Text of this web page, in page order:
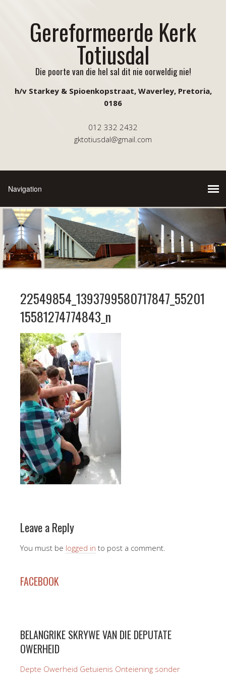
Gereformeerde Kerk
Totiusdal
Die poorte van die hel sal dit nie oorweldig nie!
h/v Starkey & Spioenkopstraat, Waverley, Pretoria,
0186
012 332 2432
gktotiusdal@gmail.com
22549854_1393799580717847_55201
15581274774843_n
Leave a Reply
You must be logged in to post a comment.
FACEBOOK
BELANGRIKE SKRYWE VAN DIE DEPUTATE
OWERHEID
Depte Owerheid Getuienis Onteiening sonder